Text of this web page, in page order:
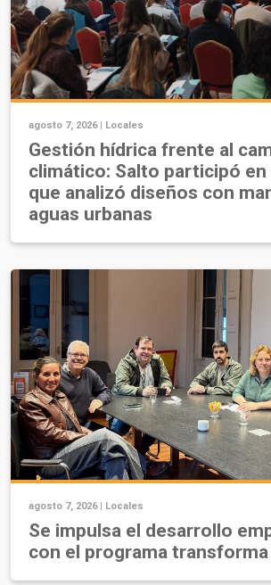
agosto 7, 2026 | Locales
Gestión hídrica frente al
climático: Salto participó
que analizó diseños con
aguas urbanas
agosto 7, 2026 | Locales
Se impulsa el desarrollo
con el programa